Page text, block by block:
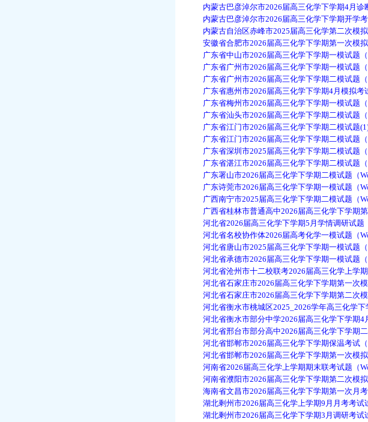
内蒙古巴彦淖尔市2026届高三化学下学期4月诊
内蒙古巴彦淖尔市2026届高三化学下学期开学考
内蒙古自治区赤峰市2025届高三化学第二次模拟
安徽省合肥市2026届高三化学下学期第一次模拟
广东省中山市2026届高三化学下学期一模试题（
广东省广州市2026届高三化学下学期一模试题（
广东省广州市2026届高三化学下学期二模试题（
广东省惠州市2026届高三化学下学期4月模拟考
广东省梅州市2026届高三化学下学期一模试题（
广东省汕头市2026届高三化学下学期二模试题（
广东省江门市2026届高三化学下学期二模试题
广东省江门市2026届高三化学下学期二模试题（
广东省深圳市2025届高三化学下学期二模试题（
广东省湛江市2026届高三化学下学期二模试题（
广东署山市2026届高三化学下学期二模试题（
广东诗莞市2026届高三化学下学期一模试题（
广西南宁市2025届高三化学下学期二模试题（
广西省桂林市普通高中2026届高三化学下学期第
河北省2026届高三化学下学期5月学情调研试题
河北省名校协作体2026届高考化学一模试题（
河北省唐山市2025届高三化学下学期一模试题（
河北省承德市2026届高三化学下学期一模试题（
河北省沧州市十二校联考2026届高三化学上学期
河北省石家庄市2026届高三化学下学期第一次模
河北省石家庄市2026届高三化学下学期第二次模
河北省衡水市桃城区2025_2026学年高三化学下
河北省衡水市部分中学2026届高三化学下学期4
河北省邢台市部分高中2026届高三化学下学期二
河北省邯郸市2026届高三化学下学期保温考试（
河北省邯郸市2026届高三化学下学期第一次模拟
河南省2026届高三化学上学期期末联考试题（
河南省濮阳市2026届高三化学下学期第二次模拟
海南省文昌市2026届高三化学下学期第一次月考
湖北剩州市2026届高三化学上学期9月月考考试
湖北剩州市2026届高三化学下学期3月调研考试